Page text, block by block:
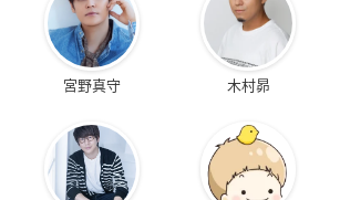
宮野真守 木村昴